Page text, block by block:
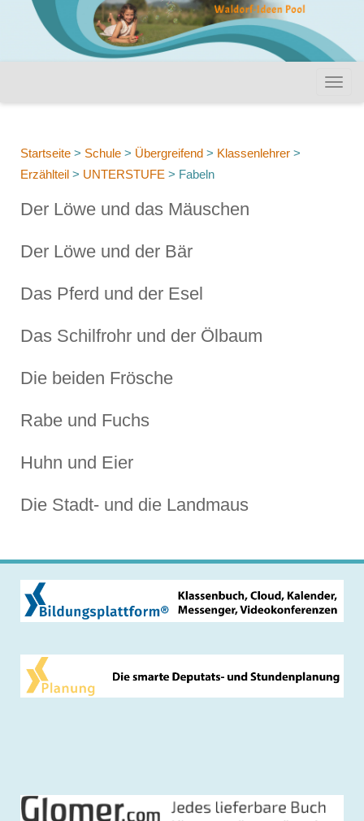
Startseite > Schule > Übergreifend > Klassenlehrer >
Erzählteil > UNTERSTUFE > Fabeln
Der Löwe und das Mäuschen
Der Löwe und der Bär
Das Pferd und der Esel
Das Schilfrohr und der Ölbaum
Die beiden Frösche
Rabe und Fuchs
Huhn und Eier
Die Stadt- und die Landmaus